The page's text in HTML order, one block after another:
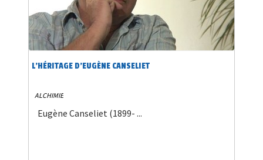
L'HÉRITAGE D'EUGÈNE CANSELIET
ALCHIMIE
Eugène Canseliet (1899- ...